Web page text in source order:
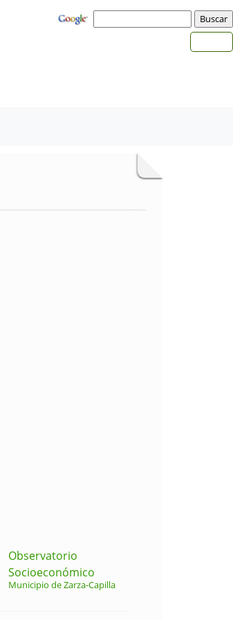
Observatorio
Socioeconómico
Municipio de Zarza-Capilla